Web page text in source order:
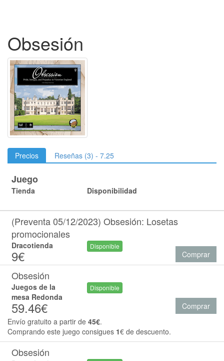
Obsesión
Precios Reseñas (3) - 7.25
Juego
Tienda Disponibilidad
(Preventa 05/12/2023) Obsesión: Losetas
promocionales
Dracotienda
9€
Disponible
Comprar
Obsesión
Juegos de la
mesa Redonda
59.46€
Disponible
Comprar
Envío gratuito a partir de 45€.
Comprando este juego consigues 1€ de descuento.
Obsesión